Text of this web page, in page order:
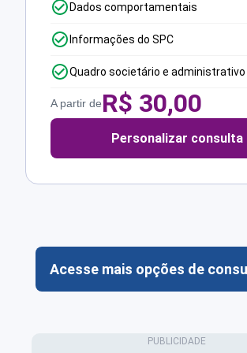
Dados comportamentais
Informações do SPC
Quadro societário e administrativo
A partir deR$ 30,00
Personalizar consulta
Acesse mais opções de